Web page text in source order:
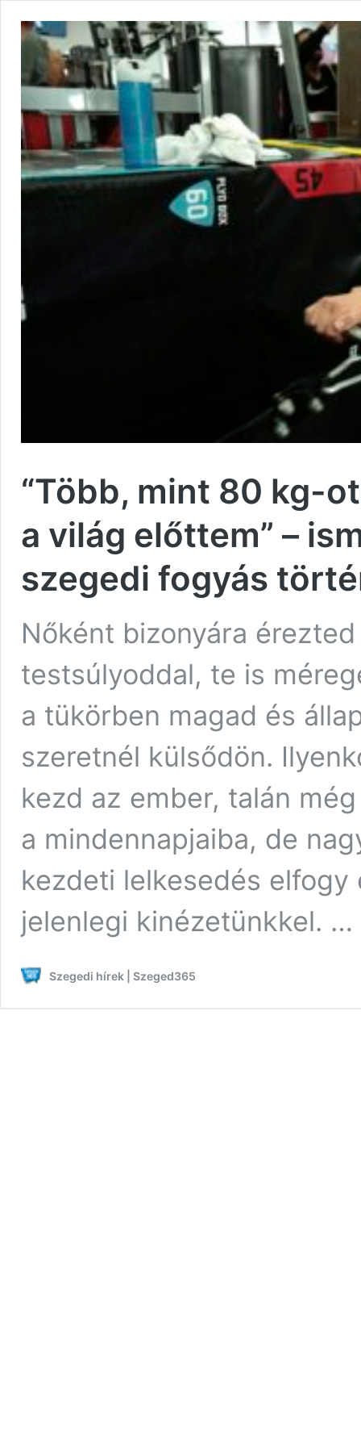
“Több, mint 80 kg-
a világ előttem” –
szegedi fogyás
Nőként bizonyára
testsúlyoddal, te is
a tükörben magad és
szeretnél külsődön.
kezd az ember, talán
a mindennapjaiba, de
kezdeti lelkesedés elfogy
jelenlegi kinézetünkkel. …
Szegedi hírek | Szeged365